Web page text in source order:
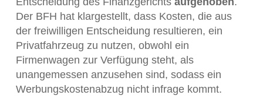
Der BFH hat klargestellt, dass Kosten, die aus
der freiwilligen Entscheidung resultieren, ein
Privatfahrzeug zu nutzen, obwohl ein
Firmenwagen zur Verfügung steht, als
unangemessen anzusehen sind, sodass ein
Werbungskostenabzug nicht infrage kommt.